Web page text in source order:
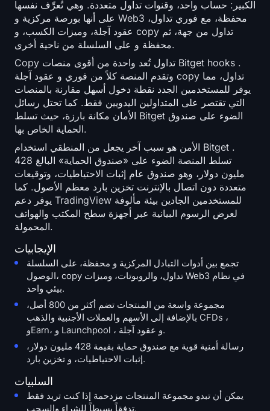
الكبير: حساب واحد، وقنوات تداول متعددة. وهي تُعرِّف نفسها
على أنها بورصة مركزية و Web3 محفظة، مع فوري تداول،
عقود آجلة، وميزات الكسب، و copy تداول من جهة، ثم
محفظة و على السلسلة من ناحية أخرى.
Copy تداول تُعد واحدة من أقوى منصات Bitget hooks .
وتقدم المنصة كلاً من فوري و عقود آجلة copy تداول، مما
يوفر للمستخدمين الجدد نقطة دخول أسهل مقارنة بالمنصات
التي تقتصر على المتداولين اليدويين فقط. كما تحتل رسائل
الأمان مكانة بارزة، حيث تسلط Bitget الضوء على صندوق
الحماية الخاص بها.
الأمن هو سبب آخر يجعل من المنطقي استخدام Bitget .
تسلط المنصة الضوء على «صندوق الحماية» البالغ 428
مليون دولار، وهو صندوق عام إثبات الاحتياطيات، وتوقيعات
متعددة دون اتصال بالإنترنت تخزين بارد معظم الأصول. كما
يوفر دعم TradingView للمستخدمين الجادين بيئة مألوفة
لعرض الرسوم البيانية عبر أجهزة سطح المكتب والهواتف
المحمولة.
الإيجابيات
تجمع بين أدوات التبادل المركزية و محفظة، على السلسلة
الوصول، copy تداول، والروبوتات، وميزات Web3 في نظام
بيئي واحد.
مجموعة واسعة من المنتجات تضم أكثر من 800 أصل،
بالإضافة إلى الأسهم والعملات الأجنبية والذهب CFDs ،
وEarn، و Launchpool ، و عقود آجلة.
رسالة أمنية قوية مع صندوق حماية بقيمة 428 مليون دولار،
إثبات الاحتياطيات، و تخزين بارد.
السلبيات
يمكن أن تبدو مجموعة المنتجات مزدحمة إذا كنت تريد فقط
تدفقاً بسيطاً للشراء والسحب.